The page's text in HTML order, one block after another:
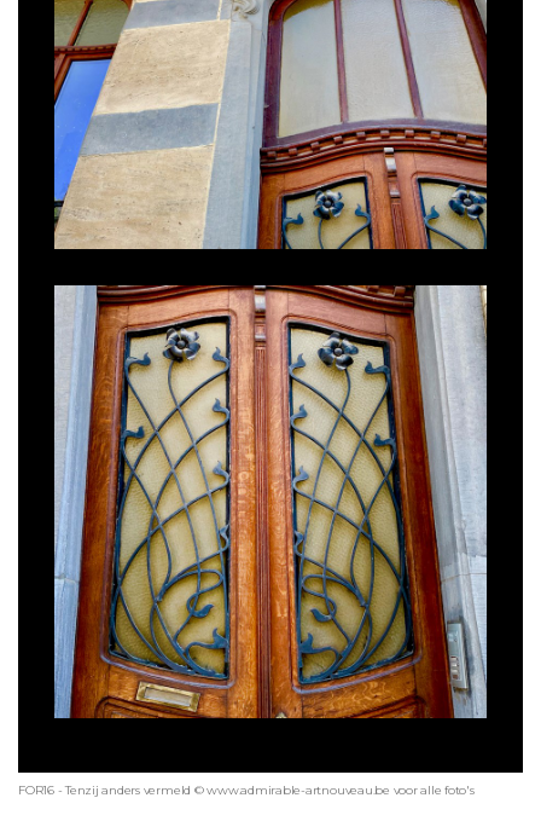
FOR16 - Tenzij anders vermeld © www.admirable-artnouveau.be voor alle foto's